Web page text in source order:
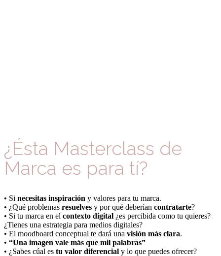
¿Ésta Masterclass de
Marca es para tí?
• Si necesitas inspiración y valores para tu marca.
• ¿Qué problemas resuelves y por qué deberían contratarte?
• Si tu marca en el contexto digital ¿es percibida como tu quieres?
¿Tienes una estrategia para medios digitales?
• El moodboard conceptual te dará una visión más clara.
• “Una imagen vale más que mil palabras”
• ¿Sabes cúal es tu valor diferencial y lo que puedes ofrecer?